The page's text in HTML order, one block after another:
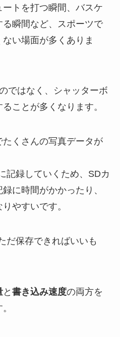
トを打つ瞬間、バスケ
瞬間など、スポーツで
い場面が多くありま
ではなく、シャッターボ
ことが多くなります。
くさんの写真データが
記録していくため、SDカ
に時間がかかったり、
やすいです。
だ保存できればいいも
と 書き込み速度の両方を